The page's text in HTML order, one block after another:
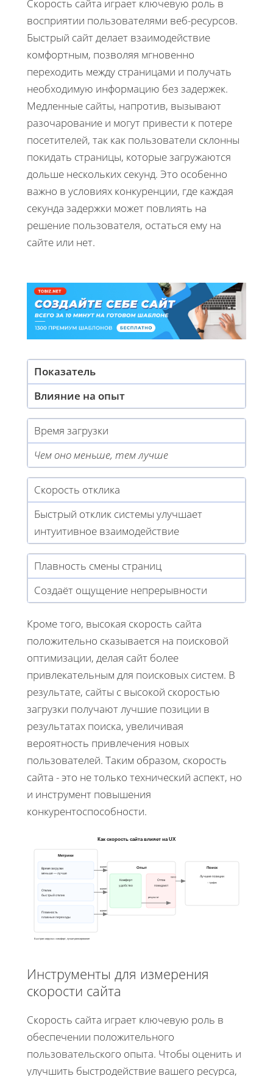
Скорость сайта играет ключевую роль в
восприятии пользователями веб-ресурсов.
Быстрый сайт делает взаимодействие
комфортным, позволяя мгновенно
переходить между страницами и получать
необходимую информацию без задержек.
Медленные сайты, напротив, вызывают
разочарование и могут привести к потере
посетителей, так как пользователи склонны
покидать страницы, которые загружаются
дольше нескольких секунд. Это особенно
важно в условиях конкуренции, где каждая
секунда задержки может повлиять на
решение пользователя, остаться ему на
сайте или нет.
Показатель
Влияние на опыт
Время загрузки
Чем оно меньше, тем лучше
Скорость отклика
Быстрый отклик системы улучшает
интуитивное взаимодействие
Плавность смены страниц
Создаёт ощущение непрерывности
Кроме того, высокая скорость сайта
положительно сказывается на поисковой
оптимизации, делая сайт более
привлекательным для поисковых систем. В
результате, сайты с высокой скоростью
загрузки получают лучшие позиции в
результатах поиска, увеличивая
вероятность привлечения новых
пользователей. Таким образом, скорость
сайта - это не только технический аспект, но
и инструмент повышения
конкурентоспособности.
Как скорость сайта влияет на UX
Метрики
Время загрузки
меньше — лучше
Отклик
быстрый отклик
Плавность
плавные переходы
Опыт
Комфорт
удобство
Отток
покидают
Поиск
Лучшие позиции
↑ трафик
влияет
влияет
влияет
результат
SEO
Быстрая загрузка = комфорт, лучше ранжирование
Инструменты для измерения
скорости сайта
Скорость сайта играет ключевую роль в
обеспечении положительного
пользовательского опыта. Чтобы оценить и
улучшить быстродействие вашего ресурса,